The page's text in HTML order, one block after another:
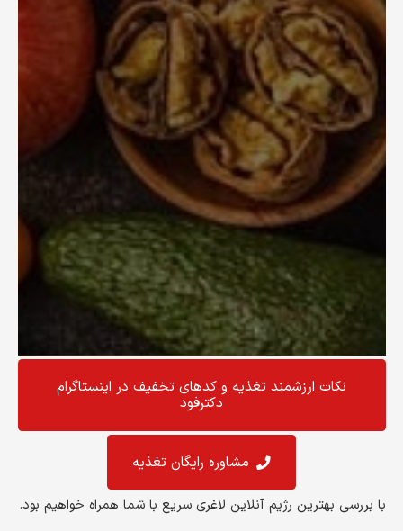
نکات ارزشمند تغذیه و کد‌های تخفیف در اینستاگرام
دکترفود
مشاوره رایگان تغذیه
با بررسی بهترین رژیم آنلاین لاغری سریع با شما همراه خواهیم بود.